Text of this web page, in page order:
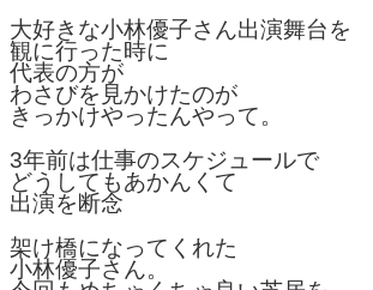
大好きな小林優子さん出演舞台を
観に行った時に
代表の方が
わさびを見かけたのが
きっかけやったんやって。
3年前は仕事のスケジュールで
どうしてもあかんくて
出演を断念
架け橋になってくれた
小林優子さん。